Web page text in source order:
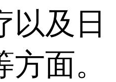
以及日
面。